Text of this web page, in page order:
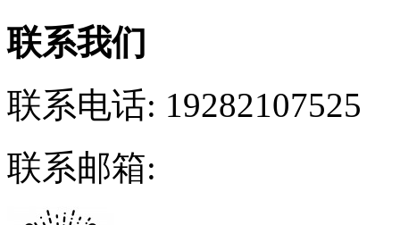
联系我们
联系电话: 19282107525
联系邮箱: